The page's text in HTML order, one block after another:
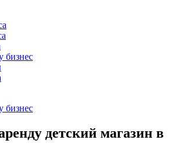
бизнес
бизнес
детский магазин в